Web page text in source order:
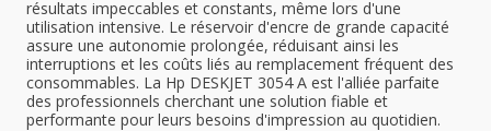
résultats impeccables et constants, même lors d'une
utilisation intensive. Le réservoir d'encre de grande capacité
assure une autonomie prolongée, réduisant ainsi les
interruptions et les coûts liés au remplacement fréquent des
consommables. La Hp DESKJET 3054 A est l'alliée parfaite
des professionnels cherchant une solution fiable et
performante pour leurs besoins d'impression au quotidien.